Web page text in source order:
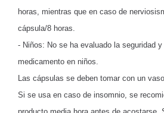
horas, mientras que en caso de
cápsula/8 horas.
- Niños: No se ha evaluado la seguridad
medicamento en niños.
Las cápsulas se deben tomar con un
Si se usa en caso de insomnio, se